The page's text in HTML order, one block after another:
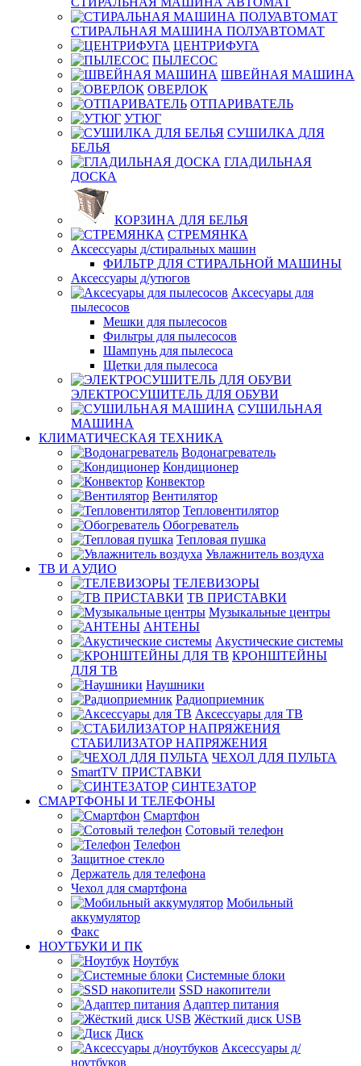
СТИРАЛЬНАЯ МАШИНА ПОЛУАВТОМАТ
ЦЕНТРИФУГА
ПЫЛЕСОС
ШВЕЙНАЯ МАШИНА
ОВЕРЛОК
ОТПАРИВАТЕЛЬ
УТЮГ
СУШИЛКА ДЛЯ
БЕЛЬЯ
ГЛАДИЛЬНАЯ
ДОСКА
КОРЗИНА ДЛЯ БЕЛЬЯ
СТРЕМЯНКА
Аксессуары д/стиральных машин
ФИЛЬТР ДЛЯ СТИРАЛЬНОЙ МАШИНЫ
Аксессуары д/утюгов
Аксесуары для
пылесосов
Мешки для пылесосов
Фильтры для пылесосов
Шампунь для пылесоса
Щетки для пылесоса
ЭЛЕКТРОСУШИТЕЛЬ ДЛЯ ОБУВИ
СУШИЛЬНАЯ
МАШИНА
КЛИМАТИЧЕСКАЯ ТЕХНИКА
Водонагреватель
Кондиционер
Конвектор
Вентилятор
Тепловентилятор
Обогреватель
Тепловая пушка
Увлажнитель воздуха
ТВ И AУДИО
ТЕЛЕВИЗОРЫ
ТВ ПРИСТАВКИ
Музыкальные центры
АНТЕНЫ
Акустические системы
КРОНШТЕЙНЫ
ДЛЯ ТВ
Наушники
Радиоприемник
Аксессуары для ТВ
СТАБИЛИЗАТОР НАПРЯЖЕНИЯ
ЧЕХОЛ ДЛЯ ПУЛЬТА
SmartTV ПРИСТАВКИ
СИНТЕЗАТОР
СМАРТФОНЫ И ТЕЛЕФОНЫ
Смартфон
Сотовый телефон
Телефон
Защитное стекло
Держатель для телефона
Чехол для смартфона
Мобильный
аккумулятор
Факс
НОУТБУКИ И ПК
Ноутбук
Системные блоки
SSD накопители
Адаптер питания
Жёсткий диск USB
Диск
Аксессуары д/
ноутбуков